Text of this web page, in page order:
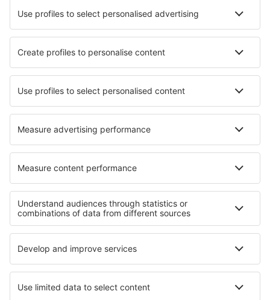
Wizz Air
Ryanair
Lufthansa
Despre eSky
Cariere
Termeni şi condiţii
Rezervările mele
Politica de Confidențialitate
Politică cookie
Asistenţă şi contact